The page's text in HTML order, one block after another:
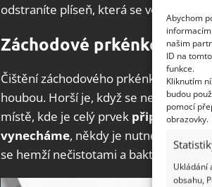
Abychom
našim
ID na
funkce.
Kliknutím
budou
pomocí
obrazovky.
Ukládání
obsahu,
odstraníte plíseň, která se ve štěrbině
Záchodové prkénko je
Čištění záchodového prkénka není
houbou. Horší je, když se nečistoty
místě, kde je celý prvek připevněn k
vynecháme, někdy je nutné
se hemží nečistotami a bakteriemi.